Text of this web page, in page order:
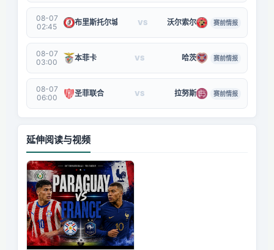
08-07
02:45
布里斯托尔城 VS 沃尔索尔 赛前情报
08-07
03:00
本菲卡 VS 哈茨 赛前情报
08-07
06:00
圣菲联合 VS 拉努斯 赛前情报
延伸阅读与视频